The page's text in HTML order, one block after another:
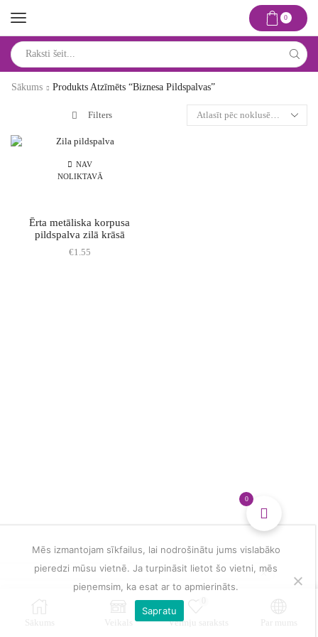
0
input
Sākums
Produkts Atzīmēts “biznesa Pildspalvas”
Filters
NAV
NOLIKTAVĀ
Ērta metāliska korpusa
pildspalva zilā krāsā
€1.55
Sākums Veikals Vēlmju saraksts Par mums
0
Mēs izmantojam sīkfailus, lai nodrošinātu jums vislabāko
pieredzi mūsu vietnē. Ja turpināsit lietot šo vietni, mēs
pieņemsim, ka esat ar to apmierināts.
Sapratu